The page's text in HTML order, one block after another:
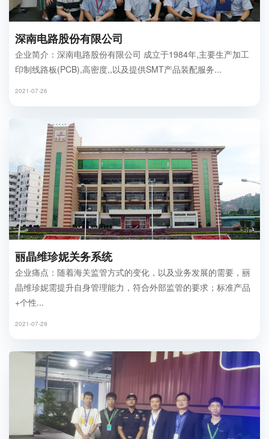
深南电路股份有限公司
企业简介：深南电路股份有限公司 成立于1984年,主要生产加工
印制线路板(PCB),高密度,,以及提供SMT产品装配服务...
2021-07-26
丽晶维珍妮关务系统
企业痛点：随着海关监管方式的变化，以及业务发展的需要，丽
晶维珍妮需提升自身管理能力，符合外部监管的要求；标准产品
+个性...
2021-07-29